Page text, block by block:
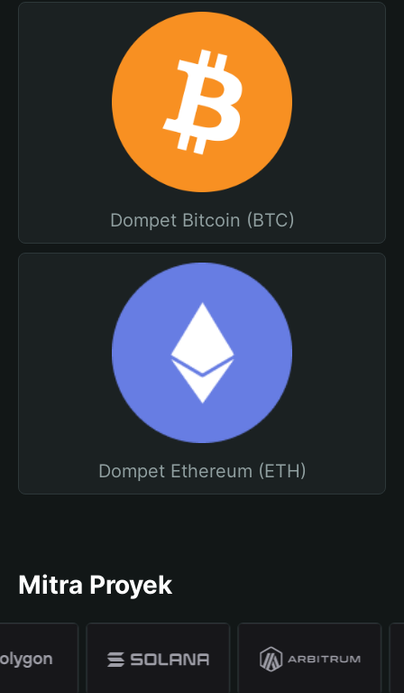
Dompet Bitcoin (BTC)
Dompet Ethereum (ETH)
Mitra Proyek